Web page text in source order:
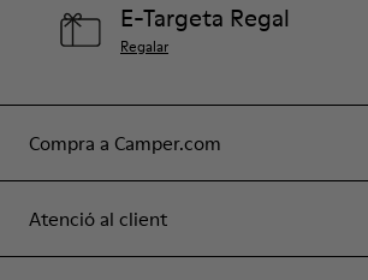
Compra a Camper.com
Atenció al client
E-Targeta Regal
Regalar